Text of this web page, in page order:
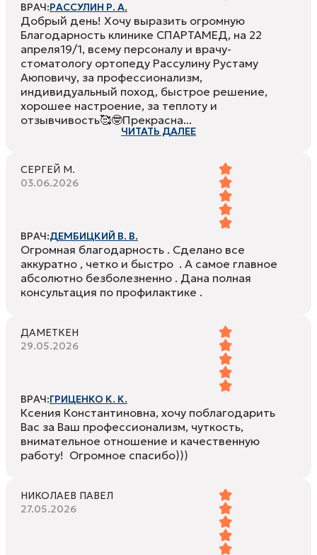
ВРАЧ:РАССУЛИН Р. А.
Добрый день! Хочу выразить огромную
Благодарность клинике СПАРТАМЕД, на 22
апреля19/1, всему персоналу и врачу-
стоматологу ортопеду Рассулину Рустаму
Аюповичу, за профессионализм,
индивидуальный поход, быстрое решение,
хорошее настроение, за теплоту и
отзывчивость🥰🤓Прекрасна...
ЧИТАТЬ ДАЛЕЕ
СЕРГЕЙ М.
03.06.2026
ВРАЧ:ДЕМБИЦКИЙ В. В.
Огромная благодарность . Сделано все
аккуратно , четко и быстро . А самое главное
абсолютно безболезненно . Дана полная
консультация по профилактике .
ДАМЕТКЕН
29.05.2026
ВРАЧ:ГРИЦЕНКО К. К.
Ксения Константиновна, хочу поблагодарить
Вас за Ваш профессионализм, чуткость,
внимательное отношение и качественную
работу! Огромное спасибо)))
НИКОЛАЕВ ПАВЕЛ
27.05.2026